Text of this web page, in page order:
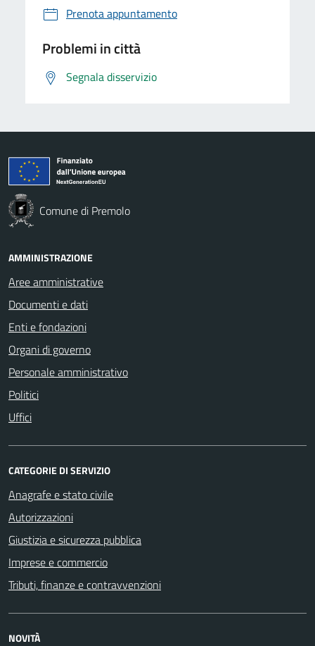
Prenota appuntamento
Problemi in città
Segnala disservizio
Comune di Premolo
AMMINISTRAZIONE
Aree amministrative
Documenti e dati
Enti e fondazioni
Organi di governo
Personale amministrativo
Politici
Uffici
CATEGORIE DI SERVIZIO
Anagrafe e stato civile
Autorizzazioni
Giustizia e sicurezza pubblica
Imprese e commercio
Tributi, finanze e contravvenzioni
NOVITÀ